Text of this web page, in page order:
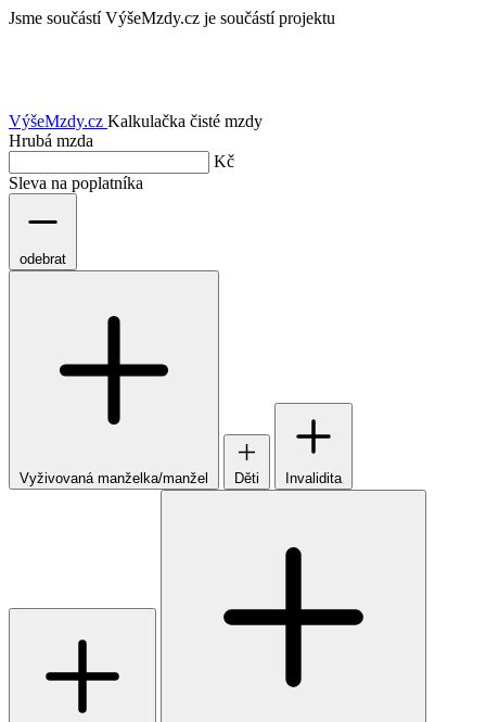
Jsme součástí VýšeMzdy.cz je součástí projektu
VýšeMzdy.cz Kalkulačka čisté mzdy
Hrubá mzda
Kč
Sleva na poplatníka
odebrat
Vyživovaná manželka/manžel Děti Invalidita